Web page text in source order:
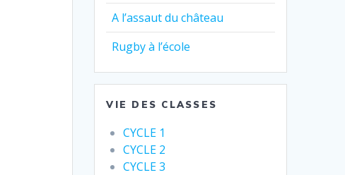
A l’assaut du château
Rugby à l’école
VIE DES CLASSES
CYCLE 1
CYCLE 2
CYCLE 3